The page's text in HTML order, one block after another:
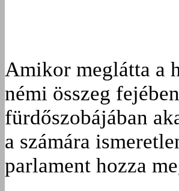
Amikor meglátta a
némi összeg
fürdőszobájában
a számára
parlament hozza